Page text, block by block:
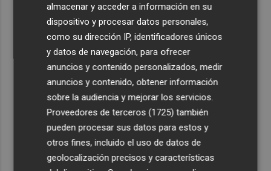
El Valencia presenta la programación del Trofeu
Taronja
Recibe toda la actualidad de
Plaza Podcast en tu correo
Quiero suscribirme
almacenar y acceder a información en su
dispositivo y procesar datos personales,
como su dirección IP, identificadores únicos
y datos de navegación, para ofrecer
anuncios y contenido personalizados, medir
anuncios y contenido, obtener información
sobre la audiencia y mejorar los servicios.
Proveedores de terceros (1725) también
pueden procesar sus datos para estos y
otros fines, incluido el uso de datos de
geolocalización precisos y características